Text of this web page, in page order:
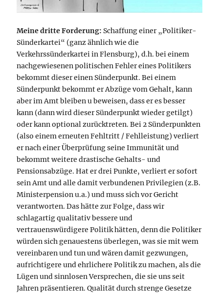
Meine dritte Forderung: Schaffung einer „Politiker-
Sünderkartei“ (ganz ähnlich wie die
Verkehrssünderkartei in Flensburg), d.h. bei einem
nachgewiesenen politischen Fehler eines Politikers
bekommt dieser einen Sünderpunkt. Bei einem
Sünderpunkt bekommt er Abzüge vom Gehalt, kann
aber im Amt bleiben u beweisen, dass er es besser
kann (dann wird dieser Sünderpunkt wieder getilgt)
oder kann optional zurücktreten. Bei 2 Sünderpunkten
(also einem erneuten Fehltritt / Fehlleistung) verliert
er nach einer Überprüfung seine Immunität und
bekommt weitere drastische Gehalts- und
Pensionsabzüge. Hat er drei Punkte, verliert er sofort
sein Amt und alle damit verbundenen Privilegien (z.B.
Ministerpension u.a.) und muss sich vor Gericht
verantworten. Das hätte zur Folge, dass wir
schlagartig qualitativ bessere und
vertrauenswürdigere Politik hätten, denn die Politiker
würden sich genauestens überlegen, was sie mit wem
vereinbaren und tun und wären damit gezwungen,
aufrichtigere und ehrlichere Politik zu machen, als die
Lügen und sinnlosen Versprechen, die sie uns seit
Jahren präsentieren. Qualität durch strenge Gesetze